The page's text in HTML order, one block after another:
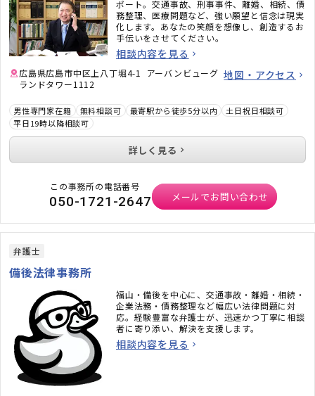
ポート。交通事故、刑事事件、離婚、相続、債
務整理、医療問題など、強い願望と信念は現実
化します。あなたの笑顔を想像し、創造するお
手伝いをさせてください。
相談内容を見る
広島県広島市中区上八丁堀4-1 アーバンビューグ
ランドタワー1112
地図・アクセス
男性専門家在籍 無料相談可 最寄駅から徒歩5分以内
土日祝日相談可
平日19時以降相談可
詳しく見る
この事務所の電話番号
050-1721-2647 メールでお問い合わせ
弁護士
備後法律事務所
福山・備後を中心に、交通事故・離婚・相続・
企業法務・債務整理など幅広い法律問題に対
応。経験豊富な弁護士が、迅速かつ丁寧に相談
者に寄り添い、解決を支援します。
相談内容を見る